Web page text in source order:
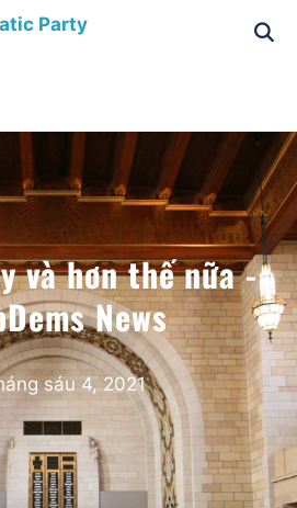
và hơn thế nữa -
News
sáu 4, 2021